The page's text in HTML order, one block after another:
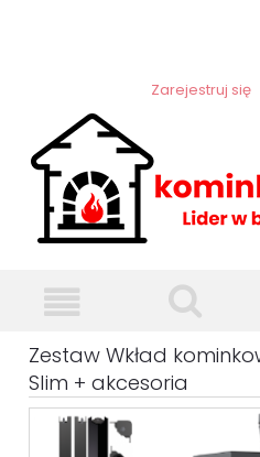
Zarejestruj się
Zestaw Wkład
Slim + akcesoria